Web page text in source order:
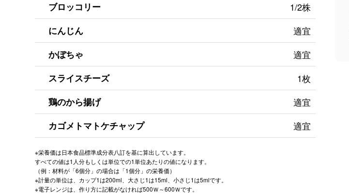
ブロッコリー
1/2株
にんじん
適宜
かぼちゃ
適宜
スライスチーズ
1枚
鶏のから揚げ
適宜
カゴメトマトケチャップ
適宜
※栄養価は日本食品標準成分表八訂を基に算出しています。
すべての値は1人分もしくは単位での1単位あたりの値になります。
（例：材料が「6個分」の場合は「1個分」の栄養価）
※計量の単位は、カップ1は200ml、大さじ1は15ml、小さじ1は5mlです。
※電子レンジは、作り方に記載がなければ500Ｗ～600Ｗです。